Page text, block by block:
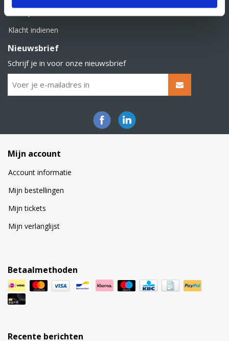
Klacht indienen
Nieuwsbrief
Schrijf je in voor onze nieuwsbrief
Mijn account
Account informatie
Mijn bestellingen
Mijn tickets
Mijn verlanglijst
Betaalmethoden
Recente berichten